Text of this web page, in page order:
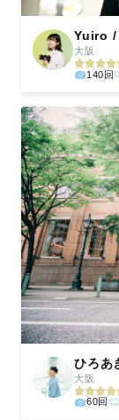
Yuiro /
大阪
140回
ひろあ
大阪
60回